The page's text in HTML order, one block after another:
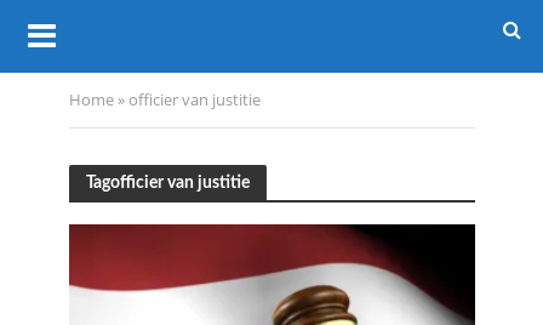
Home»officier van justitie
Tagofficier van justitie